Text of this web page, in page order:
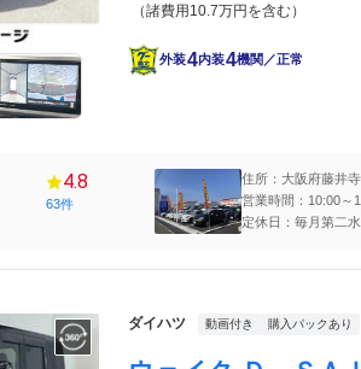
（諸費用10.7万円を含む）
外装4内装4機関／正常
4.8
63件
住所：大阪府藤井
営業時間：10:00～
定休日：毎月第二
ダイハツ 動画付き 購入パックあり